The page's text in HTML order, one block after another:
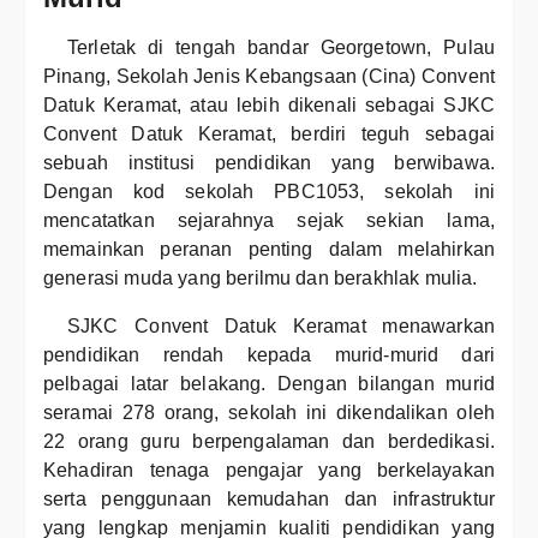
Terletak di tengah bandar Georgetown, Pulau
Pinang, Sekolah Jenis Kebangsaan (Cina) Convent
Datuk Keramat, atau lebih dikenali sebagai SJKC
Convent Datuk Keramat, berdiri teguh sebagai
sebuah institusi pendidikan yang berwibawa.
Dengan kod sekolah PBC1053, sekolah ini
mencatatkan sejarahnya sejak sekian lama,
memainkan peranan penting dalam melahirkan
generasi muda yang berilmu dan berakhlak mulia.
SJKC Convent Datuk Keramat menawarkan
pendidikan rendah kepada murid-murid dari
pelbagai latar belakang. Dengan bilangan murid
seramai 278 orang, sekolah ini dikendalikan oleh
22 orang guru berpengalaman dan berdedikasi.
Kehadiran tenaga pengajar yang berkelayakan
serta penggunaan kemudahan dan infrastruktur
yang lengkap menjamin kualiti pendidikan yang